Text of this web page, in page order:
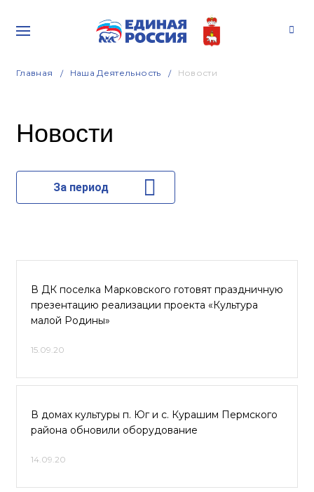
Главная Наша Деятельность Новости
Новости
За период
В ДК поселка Марковского готовят праздничную
презентацию реализации проекта «Культура
малой Родины»
15.09.20
В домах культуры п. Юг и с. Курашим Пермского
района обновили оборудование
14.09.20